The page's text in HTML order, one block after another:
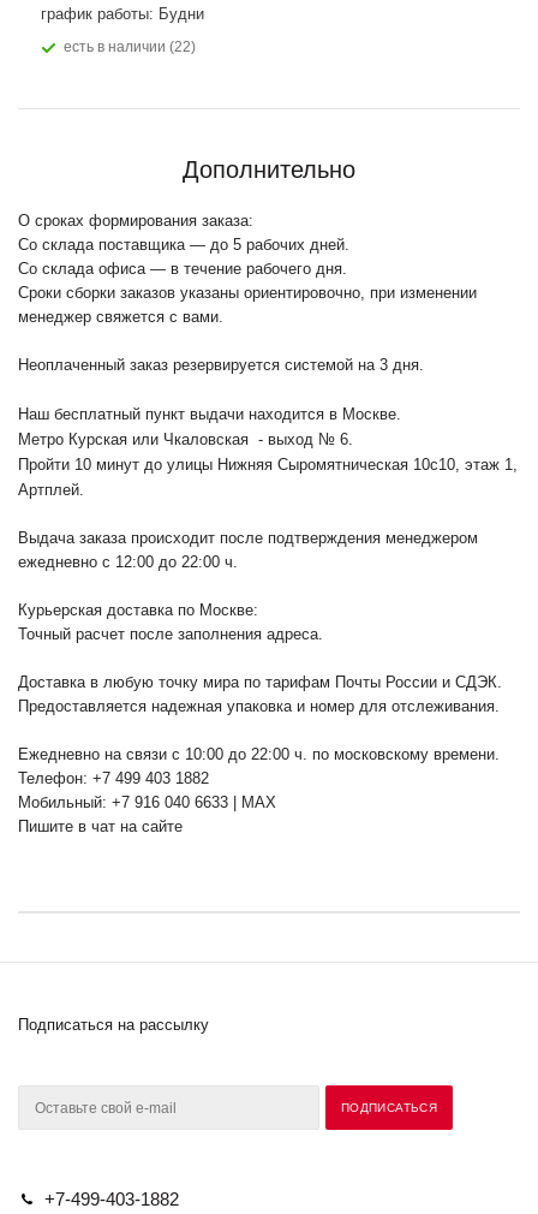
график работы: Будни
Есть в наличии (22)
Дополнительно
О сроках формирования заказа:
Со склада поставщика — до 5 рабочих дней.
Со склада офиса — в течение рабочего дня.
Сроки сборки заказов указаны ориентировочно, при изменении
менеджер свяжется с вами.
Неоплаченный заказ резервируется системой на 3 дня.
Наш бесплатный пункт выдачи находится в Москве.
Метро Курская или Чкаловская - выход № 6.
Пройти 10 минут до улицы Нижняя Сыромятническая 10с10, этаж 1,
Артплей.
Выдача заказа происходит после подтверждения менеджером
ежедневно с 12:00 до 22:00 ч.
Курьерская доставка по Москве:
Точный расчет после заполнения адреса.
Доставка в любую точку мира по тарифам Почты России и СДЭК.
Предоставляется надежная упаковка и номер для отслеживания.
Ежедневно на связи с 10:00 до 22:00 ч. по московскому времени.
Телефон: +7 499 403 1882
Мобильный: +7 916 040 6633 | MAX
Пишите в чат на сайте
Подписаться на рассылку
+7-499-403-1882